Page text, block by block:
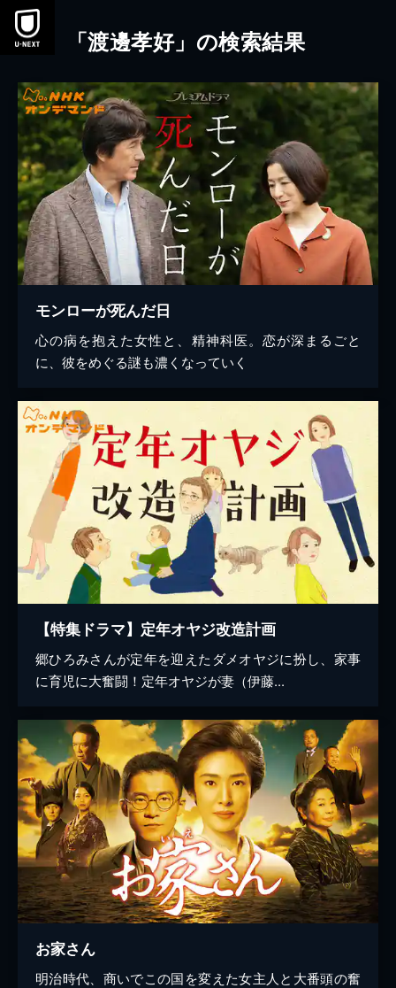
本文へスキップ
「渡邊孝好」の検索結果
モンローが死んだ日
心の病を抱えた女性と、精神科医。恋が深まるごと
に、彼をめぐる謎も濃くなっていく
【特集ドラマ】定年オヤジ改造計画
郷ひろみさんが定年を迎えたダメオヤジに扮し、家事
に育児に大奮闘！定年オヤジが妻（伊藤...
お家さん
明治時代、商いでこの国を変えた女主人と大番頭の奮